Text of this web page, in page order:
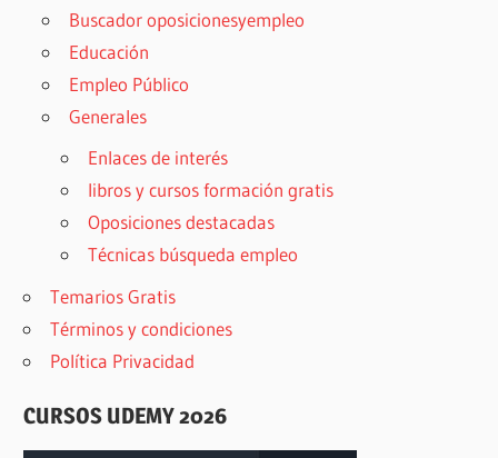
Buscador oposicionesyempleo
Educación
Empleo Público
Generales
Enlaces de interés
libros y cursos formación gratis
Oposiciones destacadas
Técnicas búsqueda empleo
Temarios Gratis
Términos y condiciones
Política Privacidad
CURSOS UDEMY 2026